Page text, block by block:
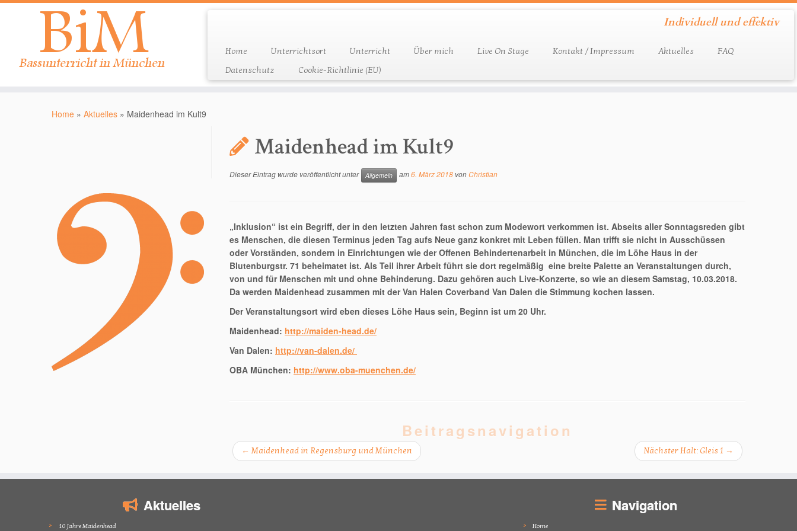
Individuell und effektiv
Home Unterrichtsort Unterricht Über mich Live On Stage Kontakt / Impressum Aktuelles
FAQ
Datenschutz
Cookie-Richtlinie (EU)
Home » Aktuelles » Maidenhead im Kult9
Maidenhead im Kult9
Dieser Eintrag wurde veröffentlicht unter Allgemein am6. März 2018 vonChristian
„Inklusion“ ist ein Begriff, der in den letzten Jahren fast schon zum Modewort verkommen ist. Abseits aller Sonntagsreden gibt
es Menschen, die diesen Terminus jeden Tag aufs Neue ganz konkret mit Leben füllen. Man trifft sie nicht in Ausschüssen
oder Vorständen, sondern in Einrichtungen wie der Offenen Behindertenarbeit in München, die im Löhe Haus in der
Blutenburgstr. 71 beheimatet ist. Als Teil ihrer Arbeit führt sie dort regelmäßig eine breite Palette an Veranstaltungen durch,
von und für Menschen mit und ohne Behinderung. Dazu gehören auch Live-Konzerte, so wie an diesem Samstag, 10.03.2018.
Da werden Maidenhead zusammen mit der Van Halen Coverband Van Dalen die Stimmung kochen lassen.
Der Veranstaltungsort wird eben dieses Löhe Haus sein, Beginn ist um 20 Uhr.
Maidenhead: http://maiden-head.de/
Van Dalen: http://van-dalen.de/
OBA München: http://www.oba-muenchen.de/
Beitragsnavigation
← Maidenhead in Regensburg und München Nächster Halt: Gleis 1 →
Aktuelles
10 Jahre Maidenhead
Navigation
Home